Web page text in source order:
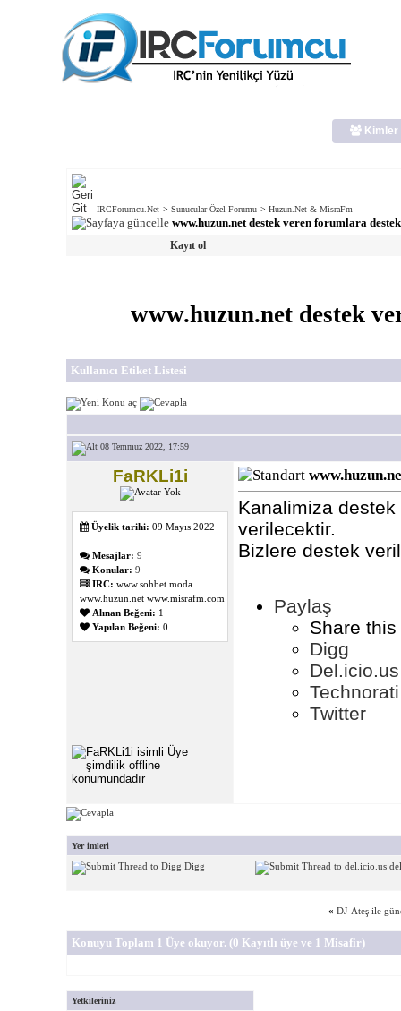
Kimler
IRCForumcu.Net > Sunucular Özel Forumu > Huzun.Net & MisraFm
www.huzun.net destek veren forumlara
Kayıt ol
www.huzun.net destek
Kullanıcı Etiket Listesi
08 Temmuz 2022, 17:59
FaRKLi1i
Üyelik tarihi: 09 Mayıs 2022
Mesajlar: 9
Konular: 9
IRC: www.sohbet.moda
www.huzun.net www.misrafm.com
Alınan Beğeni: 1
Yapılan Beğeni: 0
Kanalimiza destek
verilecektir.
Bizlere destek
Paylaş
Share
Digg
Del.icio.us
Technorati
Twitter
Yer imleri
Digg
« DJ-Ateş ile
Konuyu Toplam 1 Üye okuyor. (0 Kayıtlı üye ve 1 Misafir)
Yetkileriniz